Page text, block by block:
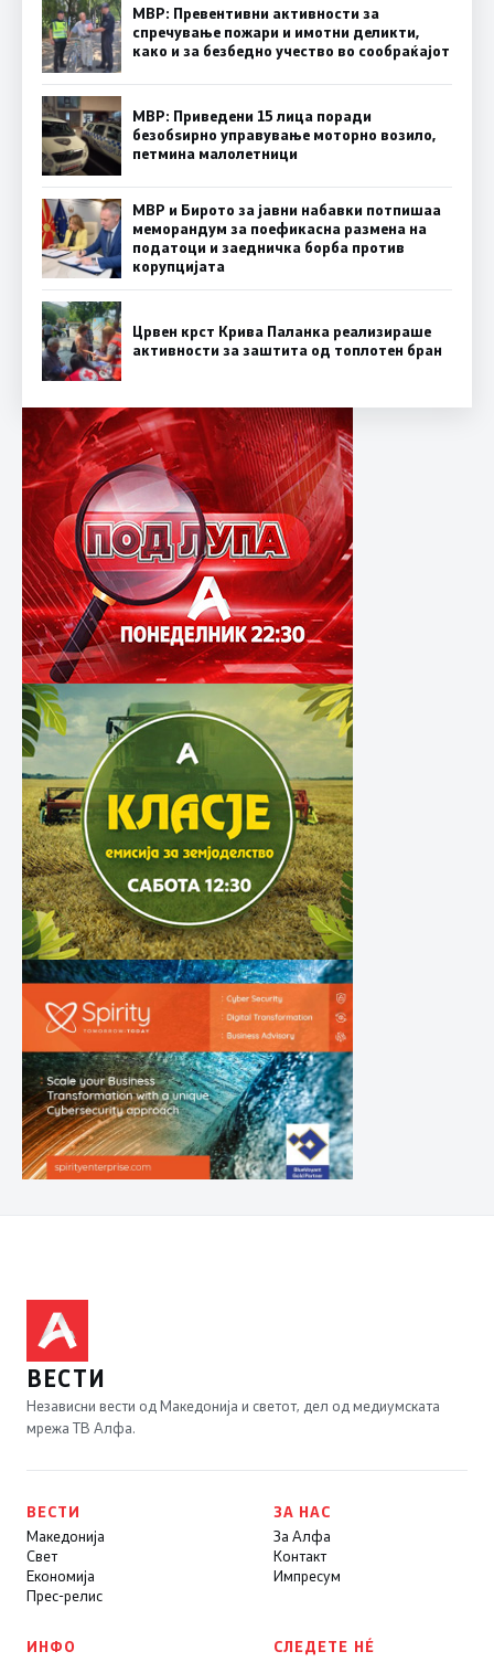
МВР: Превентивни активности за
спречување пожари и имотни деликти,
како и за безбедно учество во сообраќајот
МВР: Приведени 15 лица поради
безобѕирно управување моторно возило,
петмина малолетници
МВР и Бирото за јавни набавки потпишаа
меморандум за поефикасна размена на
податоци и заедничка борба против
корупцијата
Црвен крст Крива Паланка реализираше
активности за заштита од топлотен бран
ВЕСТИ
Независни вести од Македонија и светот, дел од медиумската
мрежа ТВ Алфа.
ВЕСТИ
Македонија
Свет
Економија
Прес-релис
ЗА НАС
За Алфа
Контакт
Импресум
ИНФО
СЛЕДЕТЕ НÉ